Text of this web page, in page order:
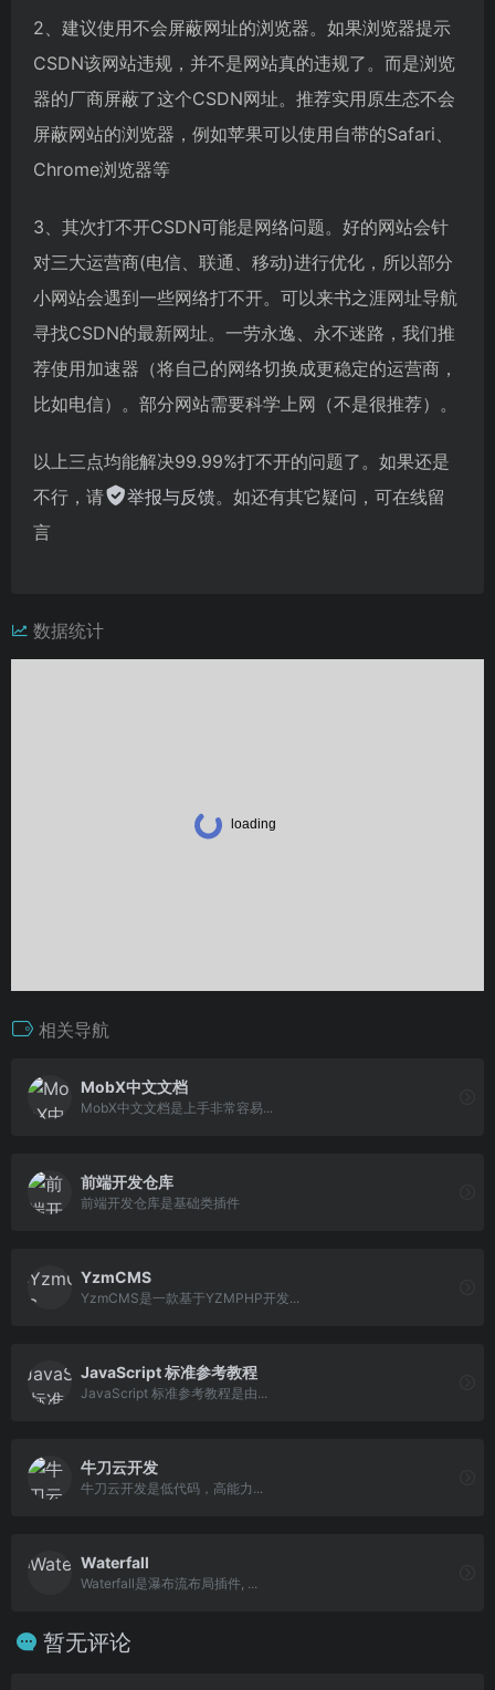
2、建议使用不会屏蔽网址的浏览器。如果浏览器提示
CSDN该网站违规，并不是网站真的违规了。而是浏览
器的厂商屏蔽了这个CSDN网址。推荐实用原生态不会
屏蔽网站的浏览器，例如苹果可以使用自带的Safari、
Chrome浏览器等
3、其次打不开CSDN可能是网络问题。好的网站会针
对三大运营商(电信、联通、移动)进行优化，所以部分
小网站会遇到一些网络打不开。可以来书之涯网址导航
寻找CSDN的最新网址。一劳永逸、永不迷路，我们推
荐使用加速器（将自己的网络切换成更稳定的运营商，
比如电信）。部分网站需要科学上网（不是很推荐）。
以上三点均能解决99.99%打不开的问题了。如果还是
不行，请
举报与反馈。如还有其它疑问，可在线留
言
数据统计
相关导航
MobX中文文档
MobX中文文档是上手非常容易...
前端开发仓库
前端开发仓库是基础类插件
YzmCMS
YzmCMS是一款基于YZMPHP开发...
JavaScript 标准参考教程
JavaScript 标准参考教程是由...
牛刀云开发
牛刀云开发是低代码，高能力...
Waterfall
Waterfall是瀑布流布局插件, ...
暂无评论